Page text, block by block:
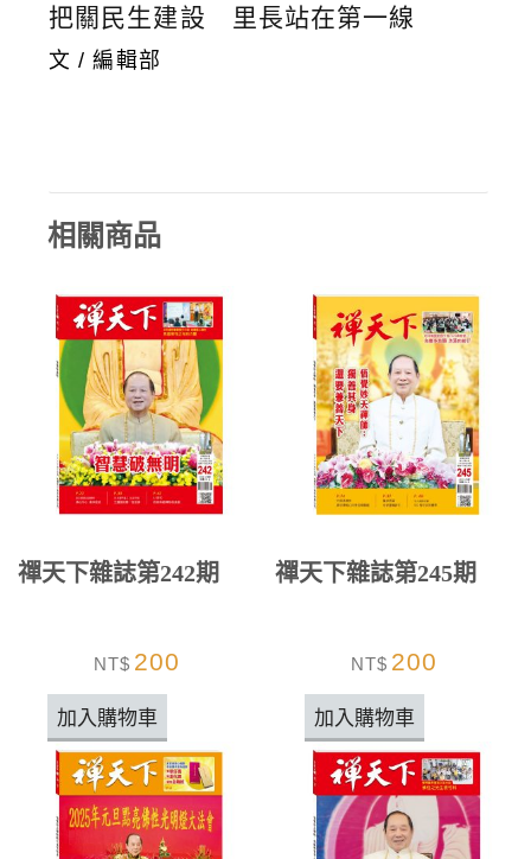
把關民生建設 里長站在第一線
文 / 編輯部
相關商品
禪天下雜誌第242期
NT$ 200
加入購物車
禪天下雜誌第245期
NT$ 200
加入購物車